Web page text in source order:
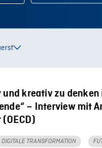
und kreativ zu denken
– Interview mit
DIGITALE TRANSFORMATION